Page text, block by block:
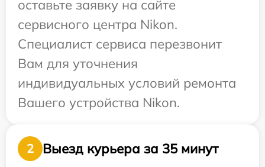
оставьте заявку на сайте
сервисного центра Nikon.
Специалист сервиса перезвонит
Вам для уточнения
индивидуальных условий ремонта
Вашего устройства Nikon.
2
Выезд курьера за 35 минут